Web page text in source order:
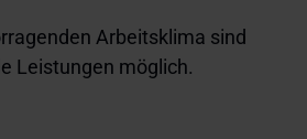
Arbeitsklima sind
Leistungen möglich.